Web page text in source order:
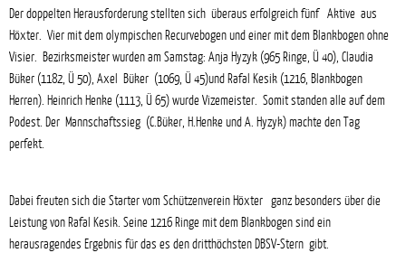
Der doppelten Herausforderung stellten sich überaus erfolgreich fünf Aktive aus
Höxter. Vier mit dem olympischen Recurvebogen und einer mit dem Blankbogen ohne
Visier. Bezirksmeister wurden am Samstag: Anja Hyzyk (965 Ringe, Ü 40), Claudia
Büker (1182, Ü 50), Axel Büker (1069, Ü 45)und Rafal Kesik (1216, Blankbogen
Herren). Heinrich Henke (1113, Ü 65) wurde Vizemeister. Somit standen alle auf dem
Podest. Der Mannschaftssieg (C.Büker, H.Henke und A. Hyzyk) machte den Tag
perfekt.
Dabei freuten sich die Starter vom Schützenverein Höxter ganz besonders über die
Leistung von Rafal Kesik. Seine 1216 Ringe mit dem Blankbogen sind ein
herausragendes Ergebnis für das es den dritthöchsten DBSV-Stern gibt.